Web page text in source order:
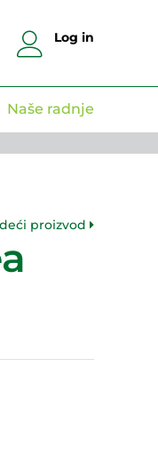
Log in
Naše radnje
proizvod